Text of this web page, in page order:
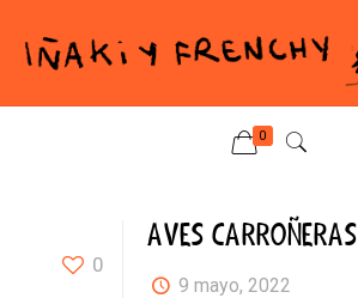
0
0
AVES CARROÑERAS
9 mayo, 2022